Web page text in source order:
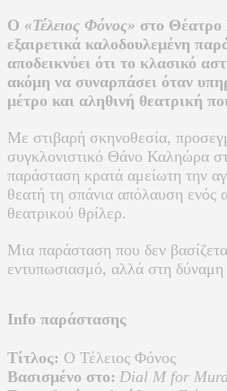
Ο «Τέλειος Φόνος» στο Θέατρο
εξαιρετικά καλοδουλεμένη
αποδεικνύει ότι το κλασικό
ακόμη να συναρπάσει όταν
μέτρο και αληθινή θεατρική
Με στιβαρή σκηνοθεσία,
συγκλονιστικό Θάνο Καληώρα
παράσταση κρατά αμείωτη την
θεατή τη σπάνια απόλαυση ενός
θεατρικού θρίλερ.
Μια παράσταση που δεν
εντυπωσιασμό, αλλά στη δύναμη
Info παράστασης
Τίτλος: Ο Τέλειος Φόνος
Βασισμένο στο: Dial M for